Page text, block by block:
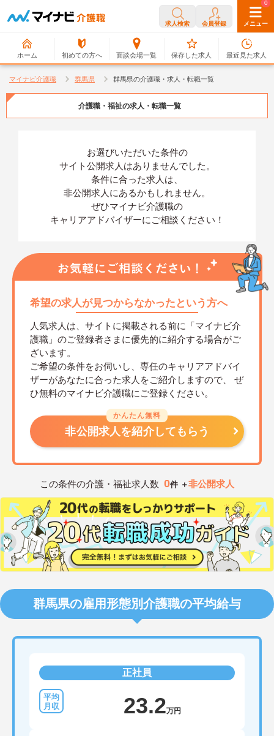
求人検索 会員登録 メニュー
ホーム 初めての方へ 面談会場一覧
0
保存した求人
0
最近見た求人
マイナビ介護職 群馬県 群馬県の介護職・求人・転職一覧
介護職・福祉の求人・転職一覧
お選びいただいた条件の
サイト公開求人はありませんでした。
条件に合った求人は、
非公開求人にあるかもしれません。
ぜひマイナビ介護職の
キャリアアドバイザーにご相談ください！
希望の求人が見つからなかったという方へ
人気求人は、サイトに掲載される前に「マイナビ介
護職」のご登録者さまに優先的に紹介する場合がご
ざいます。
ご希望の条件をお伺いし、専任のキャリアアドバイ
ザーがあなたに合った求人をご紹介しますので、
ぜ
ひ無料のマイナビ介護職にご登録ください。
かんたん無料
非公開求人を紹介してもらう
この条件の介護・福祉求人数 0件 ＋非公開求人
群馬県の雇用形態別介護職の平均給与
正社員
23.2万円